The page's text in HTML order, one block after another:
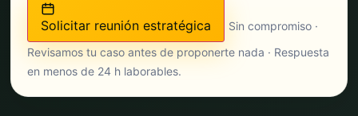
Solicitar reunión estratégica
Sin compromiso ·
Revisamos tu caso antes de proponerte nada · Respuesta
en menos de 24 h laborables.